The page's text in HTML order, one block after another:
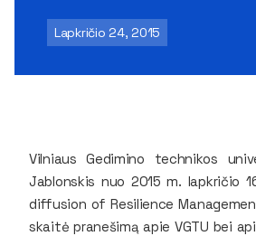
Lapkričio 24, 2015
Vilniaus Gedimino technikos
Jablonskis nuo 2015 m. lapkričio
diffusion of Resilience
skaitė pranešimą apie VGTU bei